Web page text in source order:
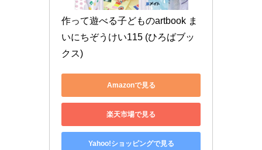
作って遊べる子どものartbook ま
いにちぞうけい115 (ひろばブッ
クス)
Amazonで見る
楽天市場で見る
Yahoo!ショッピングで見る